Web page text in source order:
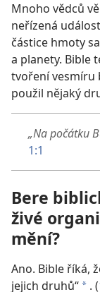
Mnoho vědců
neřízená
částice hmoty
a planety. Bible
tvoření vesmíru
použil nějaký
„Na počátku
1:1
Bere
živé
mění?
Ano. Bible říká,
jejich druhů“ * . (